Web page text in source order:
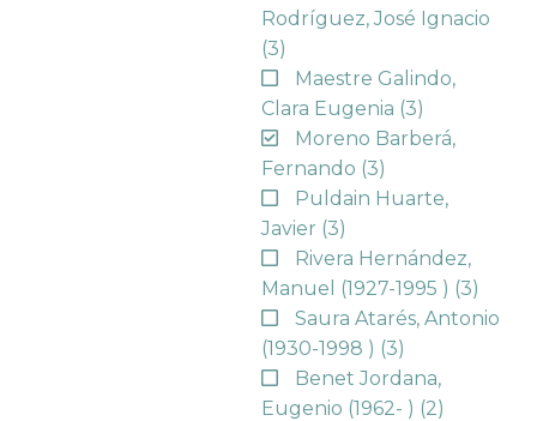
Rodríguez, José Ignacio
(3)
Maestre Galindo,
Clara Eugenia (3)
Moreno Barberá,
Fernando (3)
Puldain Huarte,
Javier (3)
Rivera Hernández,
Manuel (1927-1995 ) (3)
Saura Atarés, Antonio
(1930-1998 ) (3)
Benet Jordana,
Eugenio (1962- ) (2)